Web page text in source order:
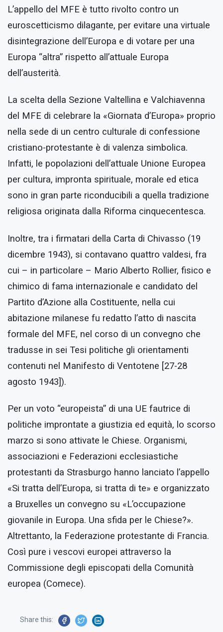
L’appello del MFE è tutto rivolto contro un
euroscetticismo dilagante, per evitare una virtuale
disintegrazione dell’Europa e di votare per una
Europa “altra” rispetto all’attuale Europa
dell’austerità.
La scelta della Sezione Valtellina e Valchiavenna
del MFE di celebrare la «Giornata d’Europa» proprio
nella sede di un centro culturale di confessione
cristiano-protestante è di valenza simbolica.
Infatti, le popolazioni dell’attuale Unione Europea
per cultura, impronta spirituale, morale ed etica
sono in gran parte riconducibili a quella tradizione
religiosa originata dalla Riforma cinquecentesca.
Inoltre, tra i firmatari della Carta di Chivasso (19
dicembre 1943), si contavano quattro valdesi, fra
cui – in particolare – Mario Alberto Rollier, fisico e
chimico di fama internazionale e candidato del
Partito d’Azione alla Costituente, nella cui
abitazione milanese fu redatto l’atto di nascita
formale del MFE, nel corso di un convegno che
tradusse in sei Tesi politiche gli orientamenti
contenuti nel Manifesto di Ventotene [27-28
agosto 1943]).
Per un voto “europeista” di una UE fautrice di
politiche improntate a giustizia ed equità, lo scorso
marzo si sono attivate le Chiese. Organismi,
associazioni e Federazioni ecclesiastiche
protestanti da Strasburgo hanno lanciato l’appello
«Si tratta dell’Europa, si tratta di te» e organizzato
a Bruxelles un convegno su «L’occupazione
giovanile in Europa. Una sfida per le Chiese?».
Altrettanto, la Federazione protestante di Francia.
Così pure i vescovi europei attraverso la
Commissione degli episcopati della Comunità
europea (Comece).
Share this: